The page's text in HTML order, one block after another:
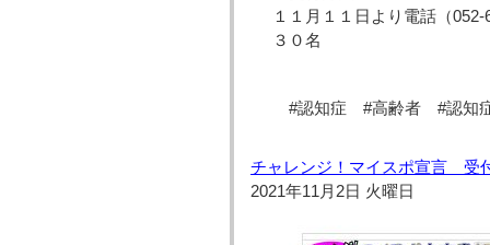
１１月１１日より電話（
３０名
#認知症 #高齢者 #認知
チャレンジ！マイスポ宣言 受
2021年11月2日 火曜日